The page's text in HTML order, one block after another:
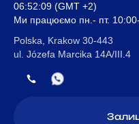
06:52:09 (GMT +2)
Ми працюємо пн.- пт.
Polska, Krakow 30-443
ul. Józefa Marcika 14A/III.4